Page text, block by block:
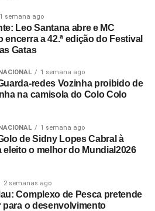
1 semana ago
Leo Santana abre e MC
encerra a 42.ª edição do Festival
Gatas
1 semana ago
redes Vozinha proibido de
na camisola do Colo Colo
1 semana ago
de Sidny Lopes Cabral à
eleito o melhor do Mundial2026
2 semanas ago
Complexo de Pesca pretende
o desenvolvimento